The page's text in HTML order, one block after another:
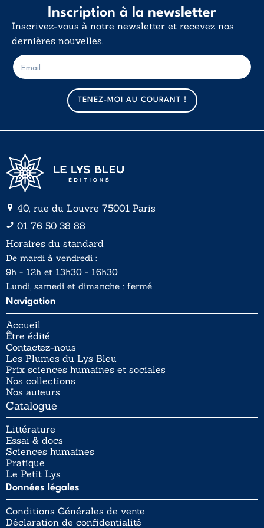
Inscription à la newsletter
Inscrivez-vous à notre newsletter et recevez nos
dernières nouvelles.
m
a
i
l
E
-
m
TENEZ-MOI AU COURANT !
40, rue du Louvre 75001 Paris
01 76 50 38 88
Horaires du standard
De mardi à vendredi :
9h - 12h et 13h30 - 16h30
Lundi, samedi et dimanche : fermé
Navigation
Accueil
Être édité
Contactez-nous
Les Plumes du Lys Bleu
Prix sciences humaines et sociales
Nos collections
Nos auteurs
Catalogue
Littérature
Essai & docs
Sciences humaines
Pratique
Le Petit Lys
Données légales
Conditions Générales de vente
Déclaration de confidentialité